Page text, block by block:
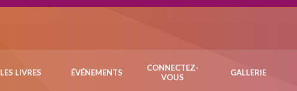
LES LIVRES ÉVÉNEMENTS
CONNECTEZ-
VOUS
GALLERIE